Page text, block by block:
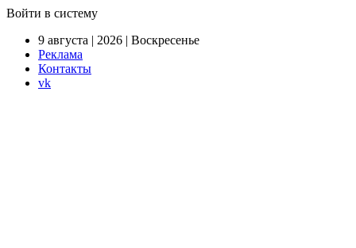
Войти в систему
9 августа | 2026 | Воскресенье
Реклама
Контакты
vk